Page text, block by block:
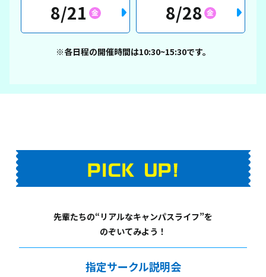
8/21 金 8/28 金
※各日程の開催時間は10:30~15:30です。
先輩たちの“リアルなキャンパスライフ”を
のぞいてみよう！
指定サークル説明会